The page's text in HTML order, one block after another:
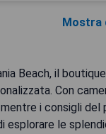
Mostra
Beach, il
Con
i consigli
le